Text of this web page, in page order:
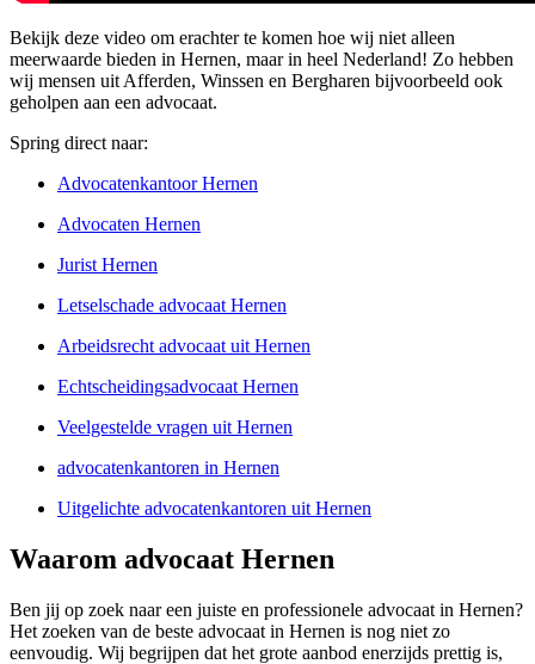
Bekijk deze video om erachter te komen hoe wij niet alleen
meerwaarde bieden in Hernen, maar in heel Nederland! Zo hebben
wij mensen uit Afferden, Winssen en Bergharen bijvoorbeeld ook
geholpen aan een advocaat.
Spring direct naar:
Advocatenkantoor Hernen
Advocaten Hernen
Jurist Hernen
Letselschade advocaat Hernen
Arbeidsrecht advocaat uit Hernen
Echtscheidingsadvocaat Hernen
Veelgestelde vragen uit Hernen
advocatenkantoren in Hernen
Uitgelichte advocatenkantoren uit Hernen
Waarom advocaat Hernen
Ben jij op zoek naar een juiste en professionele advocaat in Hernen?
Het zoeken van de beste advocaat in Hernen is nog niet zo
eenvoudig. Wij begrijpen dat het grote aanbod enerzijds prettig is,